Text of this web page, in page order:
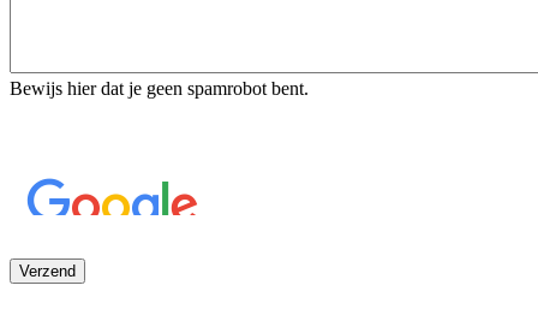
Bewijs hier dat je geen spamrobot bent.